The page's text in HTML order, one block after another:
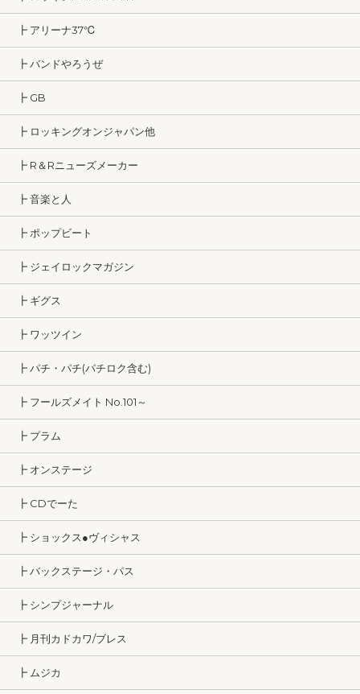
┣ アリーナ37℃
┣ バンドやろうぜ
┣ GB
┣ ロッキングオンジャパン他
┣ R＆Rニューズメーカー
┣ 音楽と人
┣ ポップビート
┣ ジェイロックマガジン
┣ ギグス
┣ ワッツイン
┣ パチ・パチ(パチロク含む)
┣ フールズメイト No.101～
┣ プラム
┣ オンステージ
┣ CDでーた
┣ ショックス●ヴィシャス
┣ バックステージ・パス
┣ シンプジャーナル
┣ 月刊カドカワ/ブレス
┣ ムジカ